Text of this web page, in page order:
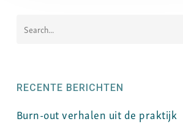
RECENTE BERICHTEN
Burn-out verhalen uit de praktijk